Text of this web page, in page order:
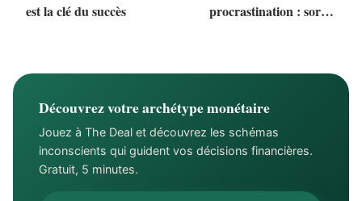
est la clé du succès
procrastination : sortez
Découvrez votre archétype monétaire
Jouez à The Deal et découvrez les schémas
inconscients qui guident vos décisions financières.
Gratuit, 5 minutes.